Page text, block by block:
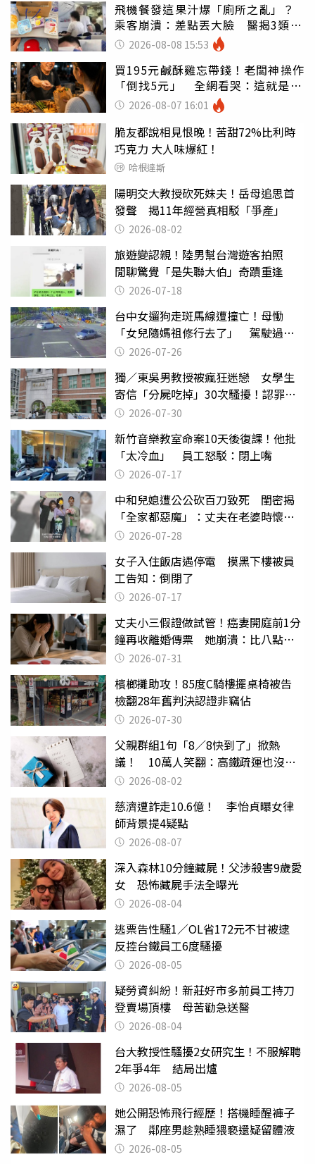
飛機餐發這果汁爆「廁所之亂」？
乘客崩潰：差點丟大臉 醫揭3類人
別亂喝
2026-08-08 15:53
買195元鹹酥雞忘帶錢！老闆神操作
「倒找5元」 全網看哭：這就是台
灣 2026-08-07 16:01
脆友都說相見恨晚！苦甜72%比利時
巧克力 大人味爆紅！
哈根達斯
陽明交大教授砍死妹夫！岳母追思首
發聲 揭11年經營真相駁「爭產」
2026-08-02
旅遊變認親！陸男幫台灣遊客拍照
閒聊驚覺「是失聯大伯」奇蹟重逢
2026-07-18
台中女遛狗走斑馬線遭撞亡！母慟
「女兒隨媽祖修行去了」 駕駛過失
致死判9月
2026-07-26
獨／東吳男教授被瘋狂迷戀 女學生
寄信「分屍吃掉」30次騷擾！認罪免
關 2026-07-30
新竹音樂教室命案10天後復課！他批
「太冷血」 員工怒駁：閉上嘴
2026-07-17
中和兒媳遭公公砍百刀致死 閨密揭
「全家都惡魔」：丈夫在老婆時懷孕
摔東西
2026-07-28
女子入住飯店遇停電 摸黑下樓被員
工告知：倒閉了
2026-07-17
丈夫小三假證做試管！癌妻開庭前1分
鐘再收離婚傳票 她崩潰：比八點檔
還扯2026-07-31
檳榔攤助攻！85度C騎樓擺桌椅被告
檢翻28年舊判決認證非竊佔
2026-07-30
父親群組1句「8／8快到了」掀熱
議！ 10萬人笑翻：高鐵疏運也沒列
父親節
2026-08-02
慈濟遭詐走10.6億！ 李怡貞曝女律
師背景提4疑點
2026-08-07
深入森林10分鐘藏屍！父涉殺害9歲愛
女 恐怖藏屍手法全曝光
2026-08-04
逃票告性騷1／OL省172元不甘被逮
反控台鐵員工6度騷擾
2026-08-05
疑勞資糾紛！新莊好市多前員工持刀
登賣場頂樓 母苦勸急送醫
2026-08-04
台大教授性騷擾2女研究生！不服解聘
2年爭4年 結局出爐
2026-08-05
她公開恐怖飛行經歷！搭機睡醒褲子
濕了 鄰座男趁熟睡猥褻還疑留體液
2026-08-05